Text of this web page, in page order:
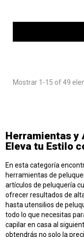
Mostrar 1-15 of 49
Herramientas y
Eleva tu Estilo
En esta categoría
herramientas de
artículos de peluquería
ofrecer resultados de
hasta utensilios de
todo lo que necesitas
capilar en casa al
obtendrás no solo la